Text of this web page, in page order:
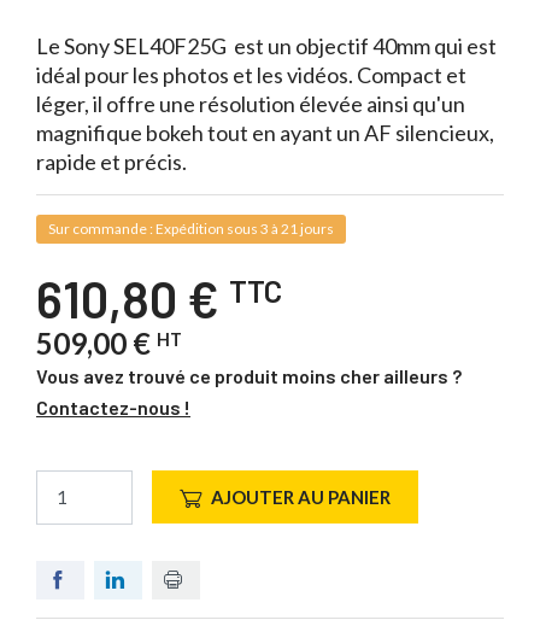
Le Sony SEL40F25G est un objectif 40mm qui est
idéal pour les photos et les vidéos. Compact et
léger, il offre une résolution élevée ainsi qu'un
magnifique bokeh tout en ayant un AF silencieux,
rapide et précis.
Sur commande : Expédition sous 3 à 21 jours
610,80 € TTC
509,00 € HT
Vous avez trouvé ce produit moins cher ailleurs ?
Contactez-nous !
AJOUTER AU PANIER